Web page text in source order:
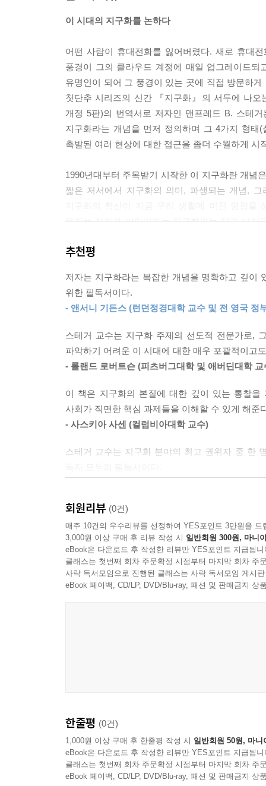
지구의 사회적 공간을 ‘국내’와 ‘국외’로 인위적으
로 국민에게 존속의 안정감과 역사적 연속성을 알
--- p.113
멸종 위기에 처한 것은 세계의 언어만이 아니다.
고 있다.
--- p.154
한되지 않고 국가주의적 경쟁 논리를 지속적으로
이 시대의 지구화를 논하다
어떤 사람이 휴대전화를 잃어버렸다. 새로 휴대
풍경이 그의 클라우드 계정에 매일 업그레이드
유명인이 되어 그 풍경이 있는 곳에 직접 방문하
첫단추 시리즈의 신간 『지구화』의 서두에 나오
개정 5판)의 번역서로 저자인 맨프레드 B. 스테
지구화라는 개념을 먼저 정의하며 그 4가지 형태
촉발된 여러 현상에 대한 접근을 좀더 수월하게 시
1990년대부터 주목받기 시작한 이 지구화란 개념
짧은 저서에서 지구화의 의미, 파생되는 개념,
우리는 저자가 이야기하는 지구화와는 달리 반지
여기게 되었고 비자유주의, 권위주의적 국가들
탈지구화가 아닌 재지구화의 과정 안의 우리들
?한국어판 서문?에서 저자는 지금 우리가 겪고
개념인 탈지구화가 아니라 지구화의 요소들이
우리 삶을 지배한 지구화는 아직 중요성을 잃지
면모에서의 영향을 무시할 수 없다. 소셜 미디
뉴스들 등의 영향은 30년 전의 지구화와는 다
감소되지 않았다.
2024년도 마무리되어가는 이때, 올 한 해 일어
삶이 그다지 멀리 떨어져 있는 곳에서 이루어지
삶을 위해 필요하지 않을까? 저자가 여러 분야
길잡이가 될 것이다.
추천평
저자는 지구화라는 복잡한 개념을 명확하고 깊이
위한 필독서이다.
- 앤서니 기든스 (런던정경대학 교수 및 전 영국 정
스테거 교수는 지구화 주제의 선도적 전문가로,
파악하기 어려운 이 시대에 대한 매우 포괄적이고
- 롤랜드 로버트슨 (피츠버그대학 및 애버딘대학 교
이 책은 지구화의 본질에 대한 깊이 있는 통찰
사회가 직면한 핵심 과제들을 이해할 수 있게 해준
- 사스키아 사센 (컬럼비아대학 교수)
스테거 교수는 지구화 분야의 최고 권위자 중 한
너무도 뛰어나다. 맨프레드 B. 스테거 교수는 지
빠르게 변화하는 지구의 모습을 생생하게 그리고
- 폴 제임스 (웨스턴 시드니대학 교수)
회원리뷰 (0건)
매주 10건의 우수리뷰를 선정하여 YES포인트 3만원을 드
3,000원 이상 구매 후 리뷰 작성 시 일반회원 300원, 마니
eBook은 다운로드 후 작성한 리뷰만 YES포인트 지급됩니
클래스는 첫번째 회차 주문확정 시점부터 마지막 회차 주
사락 독서모임으로 진행된 클래스는 사락 독서모임 게시
eBook 페이백, CD/LP, DVD/Blu-ray, 패션 및 판매금지 상
한줄평 (0건)
1,000원 이상 구매 후 한줄평 작성 시 일반회원 50원, 마니
eBook은 다운로드 후 작성한 리뷰만 YES포인트 지급됩니
클래스는 첫번째 회차 주문확정 시점부터 마지막 회차 주
eBook 페이백, CD/LP, DVD/Blu-ray, 패션 및 판매금지 상